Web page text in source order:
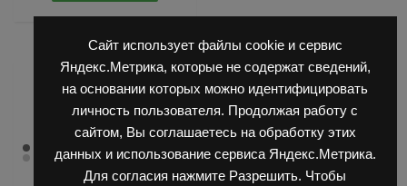
Сайт использует файлы cookie и сервис
Яндекс.Метрика, которые не содержат сведений,
на основании которых можно идентифицировать
личность пользователя. Продолжая работу с
сайтом, Вы соглашаетесь на обработку этих
данных и использование сервиса Яндекс.Метрика.
Для согласия нажмите Разрешить. Чтобы